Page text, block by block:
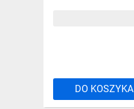
DO KOSZYKA